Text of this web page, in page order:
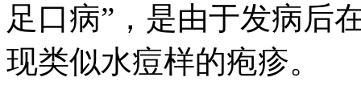
足口病”，是由于发病后
现类似水痘样的疱疹。